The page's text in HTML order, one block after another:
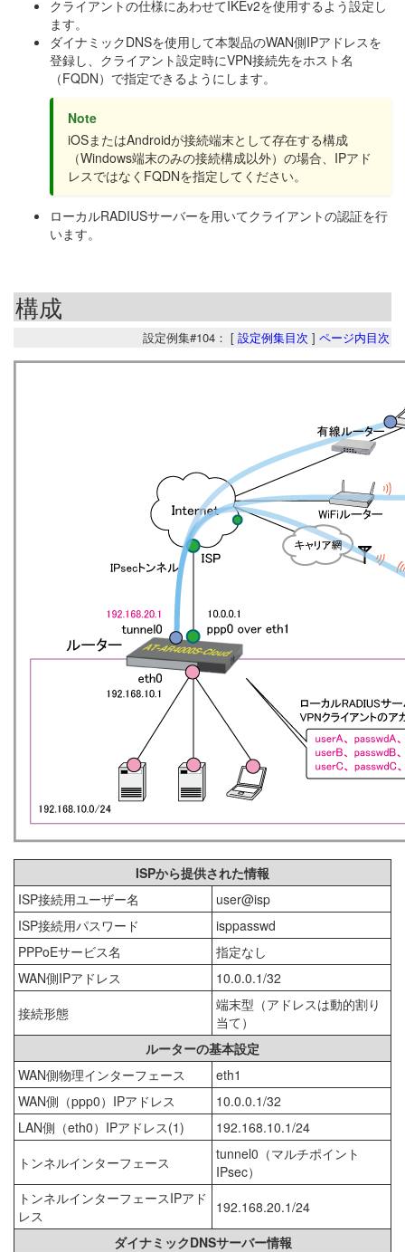
クライアントの仕様にあわせてIKEv2を使用するよう設定し
ます。
ダイナミックDNSを使用して本製品のWAN側IPアドレスを
登録し、クライアント設定時にVPN接続先をホスト名
（FQDN）で指定できるようにします。
Note
iOSまたはAndroidが接続端末として存在する構成
（Windows端末のみの接続構成以外）の場合、IPアド
レスではなくFQDNを指定してください。
ローカルRADIUSサーバーを用いてクライアントの認証を行
います。
構成
設定例集#104： [ 設定例集目次 ] ページ内目次
ISPから提供された情報
ISP接続用ユーザー名
user@isp
ISP接続用パスワード
isppasswd
PPPoEサービス名
指定なし
WAN側IPアドレス
10.0.0.1/32
接続形態
端末型（アドレスは動的割り
当て）
ルーターの基本設定
WAN側物理インターフェース
eth1
WAN側（ppp0）IPアドレス
10.0.0.1/32
LAN側（eth0）IPアドレス(1)
192.168.10.1/24
トンネルインターフェース
tunnel0（マルチポイント
IPsec）
トンネルインターフェースIPアド
レス
192.168.20.1/24
ダイナミックDNSサーバー情報